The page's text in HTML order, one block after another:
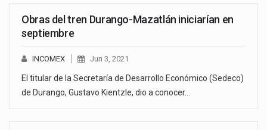
Obras del tren Durango-Mazatlán iniciarían en
septiembre
INCOMEX Jun 3, 2021
El titular de la Secretaría de Desarrollo Económico (Sedeco)
de Durango, Gustavo Kientzle, dio a conocer…